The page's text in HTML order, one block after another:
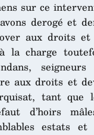
sur ce
derogé et
aux droits
la charge
aux droits et
tant que
d’hoirs
estats